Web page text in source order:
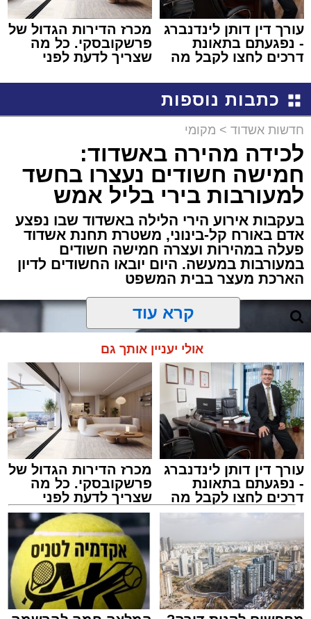
עורך דין דותן לינדנברג
- נפגעתם בתאונת
דרכים לחצו לקבל מה
מכרז הדירות הגדול של
פרשקובסקי. כל מה
שצריך לדעת לפני
באשדוד
כתבות נוספות
חדשות אשדוד > מקומי
לכידה מהירה באשדוד:
חמישה חשודים נעצרו בחשד
למעורבות בירי בליל אמש
בעקבות אירוע הירי הלילה באשדוד שבו נפצע
אדם באורח קל-בינוני, משטרת תחנת אשדוד
פעלה במהירות ועצרה חמישה חשודים
במעורבות במעשה. היום יובאו החשודים לדיון
הארכת מעצר בבית המשפט
ארכיון משטרה
מערכת האתר / 09:43 09.08.26
קרא עוד
אולי יעניין אותך גם
עורך דין דותן לינדנברג
- נפגעתם בתאונת
דרכים לחצו לקבל מה
שמגיע לכם
מכרז הדירות הגדול של
פרשקובסקי. כל מה
שצריך לדעת לפני
שמגישים הצעה לדירה
באשדוד